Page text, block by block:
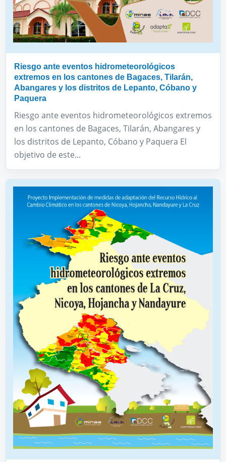
Riesgo ante eventos hidrometeorológicos
extremos en los cantones de Bagaces, Tilarán,
Abangares y los distritos de Lepanto, Cóbano y
Paquera
Riesgo ante eventos hidrometeorológicos extremos
en los cantones de Bagaces, Tilarán, Abangares y
los distritos de Lepanto, Cóbano y Paquera El
objetivo de este...